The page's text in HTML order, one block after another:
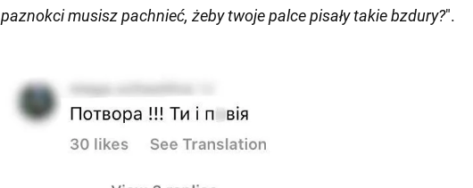
paznokci musisz pachnieć, żeby twoje palce pisały takie bzdury?".